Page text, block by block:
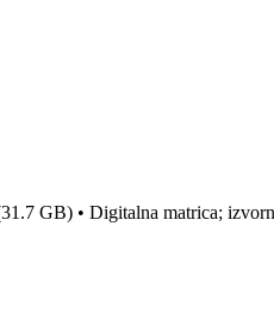
GB) • Digitalna matrica;